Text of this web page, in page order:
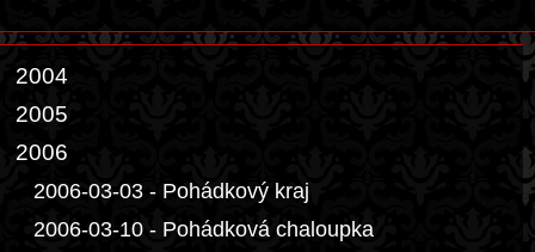
2004
2005
2006
2006-03-03 - Pohádkový kraj
2006-03-10 - Pohádková chaloupka